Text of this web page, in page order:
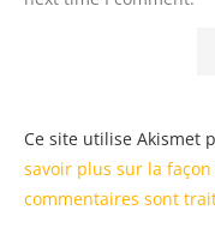
Ce site utilise Akismet
savoir plus sur la
commentaires sont